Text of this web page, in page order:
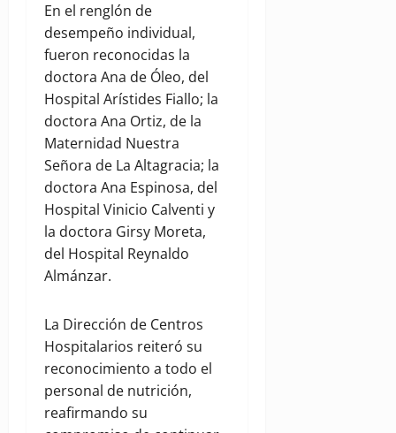
En el renglón de
desempeño individual,
fueron reconocidas la
doctora Ana de Óleo, del
Hospital Arístides Fiallo; la
doctora Ana Ortiz, de la
Maternidad Nuestra
Señora de La Altagracia; la
doctora Ana Espinosa, del
Hospital Vinicio Calventi y
la doctora Girsy Moreta,
del Hospital Reynaldo
Almánzar.
La Dirección de Centros
Hospitalarios reiteró su
reconocimiento a todo el
personal de nutrición,
reafirmando su